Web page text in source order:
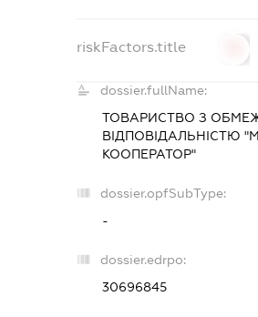
riskFactors.title
dossier.fullName:
ТОВАРИСТВО З
ВІДПОВІДАЛЬНІСТЮ
КООПЕРАТОР"
dossier.opfSubType:
-
dossier.edrpo:
30696845